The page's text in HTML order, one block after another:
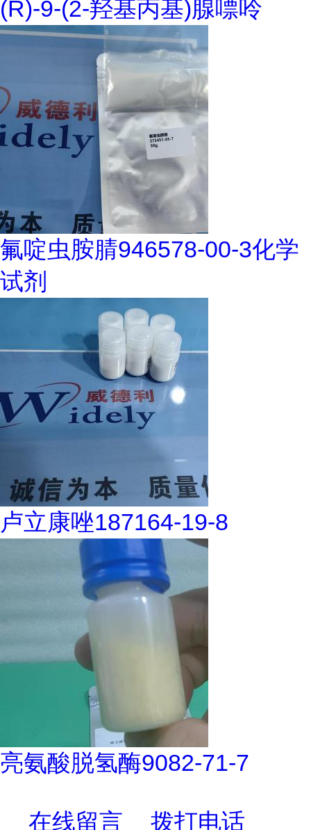
(R)-9-(2-羟基丙基)腺嘌呤
氟啶虫胺腈946578-00-3化学
试剂
卢立康唑187164-19-8
亮氨酸脱氢酶9082-71-7
在线留言 拨打电话